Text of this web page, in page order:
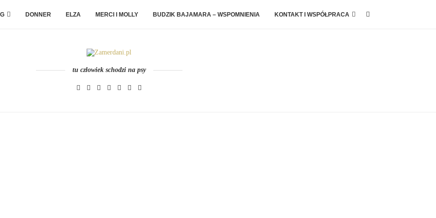
DONNER ELZA MERCI I MOLLY BUDZIK BAJAMARA – WSPOMNIENIA KONTAKT I WSPÓŁPRACA
tu człowiek schodzi na psy